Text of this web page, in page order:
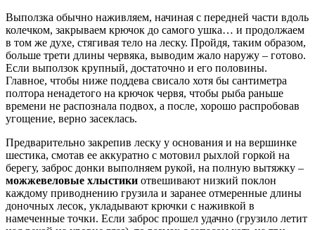
Выползка обычно наживляем, начиная с передней части вдоль
колечком, закрываем крючок до самого ушка… и продолжаем
в том же духе, стягивая тело на леску. Пройдя, таким образом,
больше трети длины червяка, выводим жало наружу – готово.
Если выползок крупный, достаточно и его половины.
Главное, чтобы ниже поддева свисало хотя бы сантиметра
полтора ненадетого на крючок червя, чтобы рыба раньше
времени не распознала подвох, а после, хорошо распробовав
угощение, верно засеклась.
Предварительно закрепив леску у основания и на вершинке
шестика, смотав ее аккуратно с мотовил рыхлой горкой на
берегу, заброс донки выполняем рукой, на полную вытяжку –
можжевеловые хлыстики отвешивают низкий поклон
каждому приводнению грузила и заранее отмеренные длины
доночных лесок, укладывают крючки с наживкой в
намеченные точки. Если заброс прошел удачно (грузило летит